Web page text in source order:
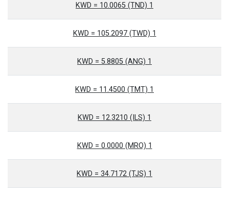
1 KWD = 10.0065 (TND)
1 KWD = 105.2097 (TWD)
1 KWD = 5.8805 (ANG)
1 KWD = 11.4500 (TMT)
1 KWD = 12.3210 (ILS)
1 KWD = 0.0000 (MRO)
1 KWD = 34.7172 (TJS)